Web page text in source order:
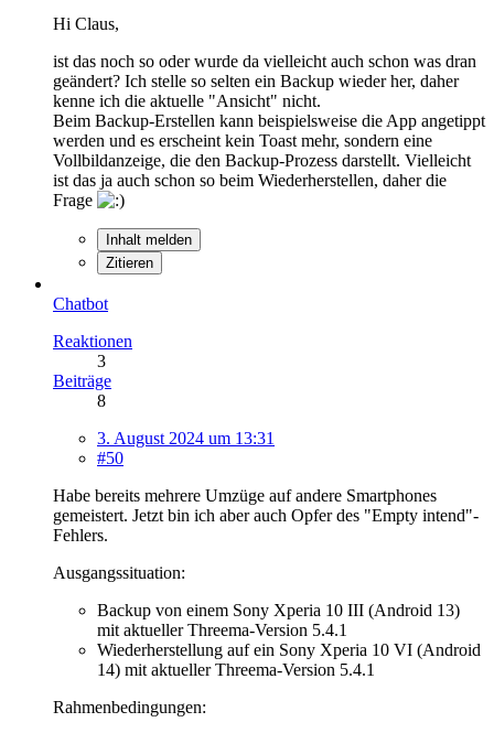
Hi Claus,
ist das noch so oder wurde da vielleicht auch schon was dran
geändert? Ich stelle so selten ein Backup wieder her, daher
kenne ich die aktuelle "Ansicht" nicht.
Beim Backup-Erstellen kann beispielsweise die App angetippt
werden und es erscheint kein Toast mehr, sondern eine
Vollbildanzeige, die den Backup-Prozess darstellt. Vielleicht
ist das ja auch schon so beim Wiederherstellen, daher die
Frage
Inhalt melden
Zitieren
Chatbot
Reaktionen
3
Beiträge
8
3. August 2024 um 13:31
#50
Habe bereits mehrere Umzüge auf andere Smartphones
gemeistert. Jetzt bin ich aber auch Opfer des "Empty intend"-
Fehlers.
Ausgangssituation:
Backup von einem Sony Xperia 10 III (Android 13)
mit aktueller Threema-Version 5.4.1
Wiederherstellung auf ein Sony Xperia 10 VI (Android
14) mit aktueller Threema-Version 5.4.1
Rahmenbedingungen: